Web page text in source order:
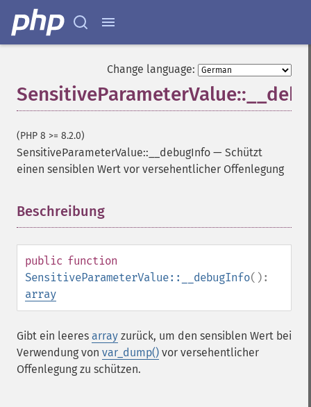
Change language:
(PHP 8 >= 8.2.0)
SensitiveParameterValue::__debugInfo — Schützt
einen sensiblen Wert vor versehentlicher Offenlegung
Beschreibung
public function
SensitiveParameterValue::__debugInfo():
array
Gibt ein leeres array zurück, um den sensiblen Wert bei
Verwendung von var_dump() vor versehentlicher
Offenlegung zu schützen.